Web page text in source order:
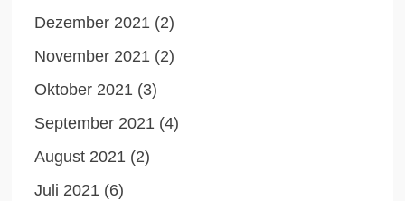
Dezember 2021 (2)
November 2021 (2)
Oktober 2021 (3)
September 2021 (4)
August 2021 (2)
Juli 2021 (6)